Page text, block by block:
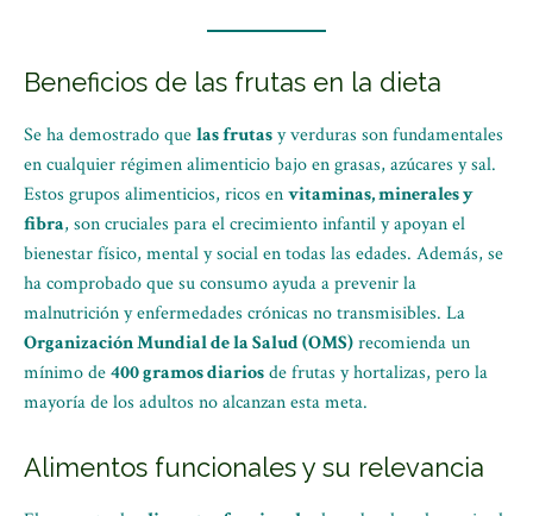
Beneficios de las frutas en la dieta
Se ha demostrado quelas frutasy verduras son fundamentales
en cualquier régimen alimenticio bajo en grasas, azúcares y sal.
Estos grupos alimenticios, ricos envitaminas, minerales y
fibra, son cruciales para el crecimiento infantil y apoyan el
bienestar físico, mental y social en todas las edades. Además, se
ha comprobado que su consumo ayuda a prevenir la
malnutrición y enfermedades crónicas no transmisibles. La
Organización Mundial de la Salud (OMS)recomienda un
mínimo de400 gramos diariosde frutas y hortalizas, pero la
mayoría de los adultos no alcanzan esta meta.
Alimentos funcionales y su relevancia